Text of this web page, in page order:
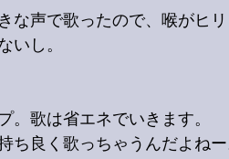
な声で歌ったので、喉がヒ
いし。
。歌は省エネでいきます。
ち良く歌っちゃうんだよね